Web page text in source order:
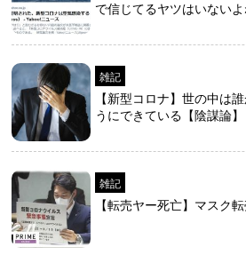
で信じてるヤツはいないよ
雑記
【新型コロナ】世の中は
うにできている【陰謀論】
雑記
【転売ヤー死亡】マスク